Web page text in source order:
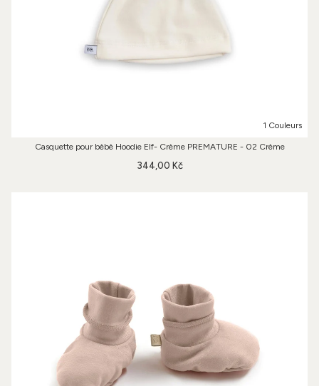
1 Couleurs
Casquette pour bèbè Hoodie Elf- Crème PREMATURE - 02 Crème
344,00 Kč